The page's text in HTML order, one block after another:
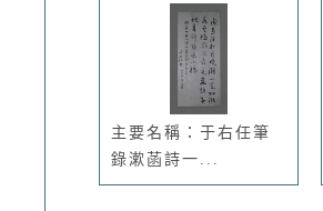
主要名稱：于右任筆
錄漱菡詩一...